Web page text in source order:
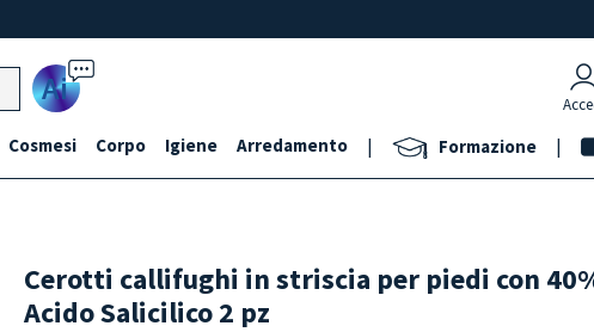
Ai
Cosmesi Corpo Igiene Arredamento | Formazione |
Cerotti callifughi in striscia per piedi con
Acido Salicilico 2 pz